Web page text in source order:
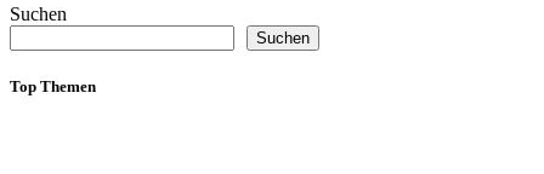
Suchen
Suchen
Top Themen